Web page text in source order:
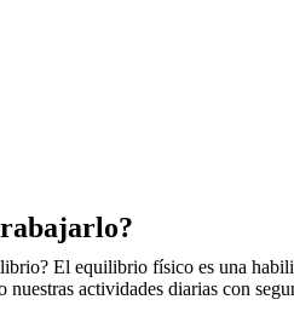
El equilibrio físico es una
actividades diarias con